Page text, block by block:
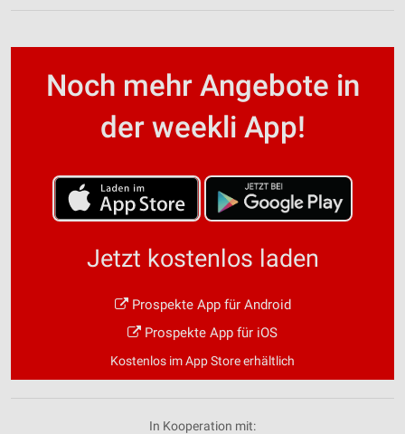
Noch mehr Angebote in
der weekli App!
Jetzt kostenlos laden
Prospekte App für Android
Prospekte App für iOS
Kostenlos im App Store erhältlich
In Kooperation mit: